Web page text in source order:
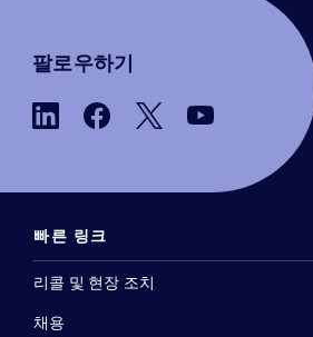
팔로우하기
빠른 링크
리콜 및 현장 조치
채용